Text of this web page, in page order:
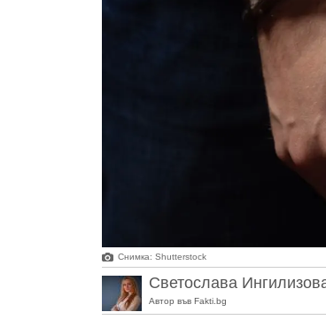
Снимка: Shutterstock
Светослава
Автор във Fakti.bg